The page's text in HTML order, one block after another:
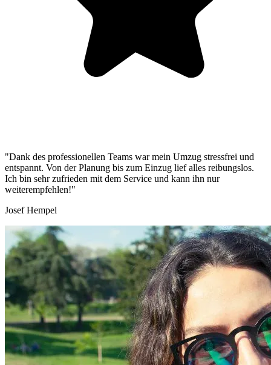
"Dank des professionellen Teams war mein Umzug stressfrei und
entspannt. Von der Planung bis zum Einzug lief alles reibungslos.
Ich bin sehr zufrieden mit dem Service und kann ihn nur
weiterempfehlen!"
Josef Hempel